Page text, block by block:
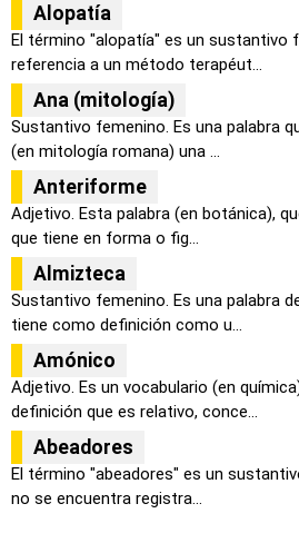
Alopatía
El término "alopatía" es un sustantivo
referencia a un método terapéut...
Ana (mitología)
Sustantivo femenino. Es una palabra
(en mitología romana) una ...
Anteriforme
Adjetivo. Esta palabra (en botánica),
que tiene en forma o fig...
Almizteca
Sustantivo femenino. Es una palabra
tiene como definición como u...
Amónico
Adjetivo. Es un vocabulario (en
definición que es relativo, conce...
Abeadores
El término "abeadores" es un
no se encuentra registra...